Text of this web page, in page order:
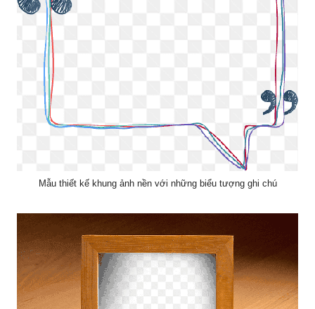
Mẫu thiết kế khung ảnh nền với những biểu tượng ghi chú